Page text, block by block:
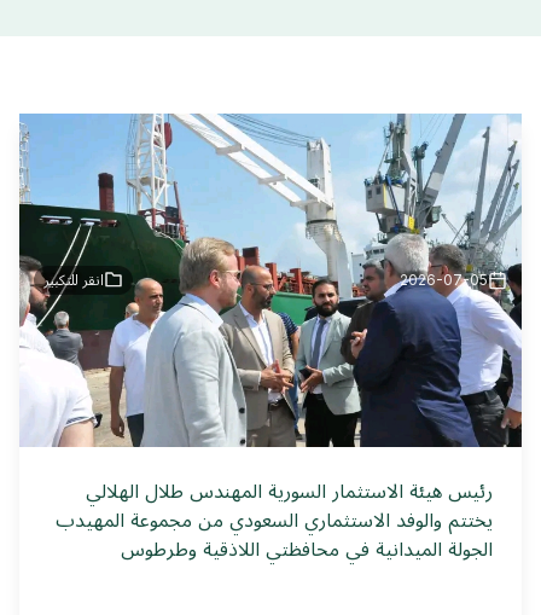
2026-07-05 انقر للتكبير
رئيس هيئة الاستثمار السورية المهندس طلال الهلالي
يختتم والوفد الاستثماري السعودي من مجموعة المهيدب
الجولة الميدانية في محافظتي اللاذقية وطرطوس